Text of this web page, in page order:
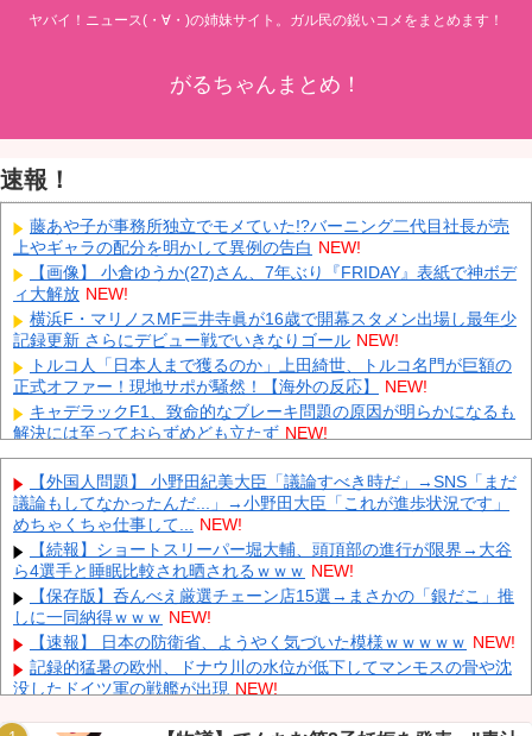
ヤバイ！ニュース(・∀・)の姉妹サイト。ガル民の鋭いコメをまとめます！
がるちゃんまとめ！
速報！
藤あや子が事務所独立でモメていた!?バーニング二代目社長が売
上やギャラの配分を明かして異例の告白 NEW!
【画像】 小倉ゆうか(27)さん、7年ぶり『FRIDAY』表紙で神ボデ
ィ大解放 NEW!
横浜F・マリノスMF三井寺眞が16歳で開幕スタメン出場し最年少
記録更新 さらにデビュー戦でいきなりゴール NEW!
トルコ人「日本人まで獲るのか」上田綺世、トルコ名門が巨額の
正式オファー！現地サポが騒然！【海外の反応】
NEW!
キャデラックF1、致命的なブレーキ問題の原因が明らかになるも
解決には至っておらずめども立たず NEW!
【速報】 ウクライナからのエネルギー施設攻撃で窮地のロシアを
韓国が助けていたことが判明「韓国で船積みの精製油3万トンがロ
シア行き」 NEW!
【鹿児島】 突然右折し路面電車と衝突 乗っていた男女3人は車を
放置しダッシュで逃走中 NEW!
中国「大豪雨！」三峡ダム「基礎部分破損」中国「全力放流！」
台風13号「中国上陸予測」台風15号「中国接近（画像」中国「台風
同時上陸！（穀物生産が壊滅危機」→
長崎の語り部のお爺ちゃん(84)、学生に『日本も核武装が必要』
と言われびっくり NEW!
「あきれてモノが言えない」「国を維持できるの？」外国人の永
【外国人問題】 小野田紀美大臣「議論すべき時だ」→SNS「まだ
議論もしてなかったんだ...」→小野田大臣「これが進歩状況です」
めちゃくちゃ仕事して... NEW!
【続報】ショートスリーパー堀大輔、頭頂部の進行が限界→大谷
ら4選手と睡眠比較され晒されるｗｗｗ NEW!
【保存版】呑んべえ厳選チェーン店15選→まさかの「銀だこ」推
しに一同納得ｗｗｗ NEW!
【速報】 日本の防衛省、ようやく気づいた模様ｗｗｗｗｗ NEW!
記録的猛暑の欧州、ドナウ川の水位が低下してマンモスの骨や沈
没したドイツ軍の戦艦が出現 NEW!